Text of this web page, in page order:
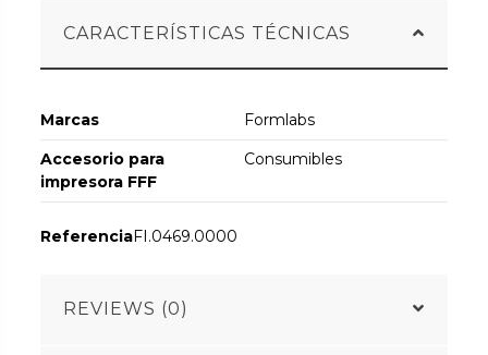
CARACTERÍSTICAS TÉCNICAS
Marcas
Formlabs
Accesorio para
impresora FFF
Consumibles
ReferenciaFI.0469.0000
REVIEWS (0)